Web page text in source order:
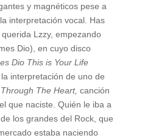
y magnéticos pese a
interpretación vocal. Has
Lzzy, empezando
Dio), en cuyo disco
Dio This is Your Life
interpretación de uno de
The Heart, canción
que naciste. Quién le iba a
los grandes del Rock, que
estaba naciendo